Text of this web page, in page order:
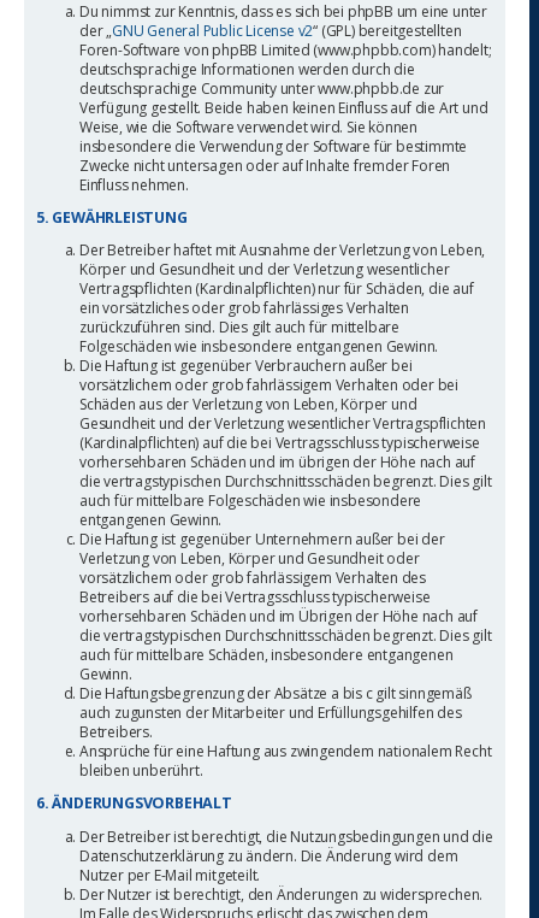
Du nimmst zur Kenntnis, dass es sich bei phpBB um eine unter
der „GNU General Public License v2“ (GPL) bereitgestellten
Foren-Software von phpBB Limited (www.phpbb.com) handelt;
deutschsprachige Informationen werden durch die
deutschsprachige Community unter www.phpbb.de zur
Verfügung gestellt. Beide haben keinen Einfluss auf die Art und
Weise, wie die Software verwendet wird. Sie können
insbesondere die Verwendung der Software für bestimmte
Zwecke nicht untersagen oder auf Inhalte fremder Foren
Einfluss nehmen.
5. GEWÄHRLEISTUNG
Der Betreiber haftet mit Ausnahme der Verletzung von Leben,
Körper und Gesundheit und der Verletzung wesentlicher
Vertragspflichten (Kardinalpflichten) nur für Schäden, die auf
ein vorsätzliches oder grob fahrlässiges Verhalten
zurückzuführen sind. Dies gilt auch für mittelbare
Folgeschäden wie insbesondere entgangenen Gewinn.
Die Haftung ist gegenüber Verbrauchern außer bei
vorsätzlichem oder grob fahrlässigem Verhalten oder bei
Schäden aus der Verletzung von Leben, Körper und
Gesundheit und der Verletzung wesentlicher Vertragspflichten
(Kardinalpflichten) auf die bei Vertragsschluss typischerweise
vorhersehbaren Schäden und im übrigen der Höhe nach auf
die vertragstypischen Durchschnittsschäden begrenzt. Dies gilt
auch für mittelbare Folgeschäden wie insbesondere
entgangenen Gewinn.
Die Haftung ist gegenüber Unternehmern außer bei der
Verletzung von Leben, Körper und Gesundheit oder
vorsätzlichem oder grob fahrlässigem Verhalten des
Betreibers auf die bei Vertragsschluss typischerweise
vorhersehbaren Schäden und im Übrigen der Höhe nach auf
die vertragstypischen Durchschnittsschäden begrenzt. Dies gilt
auch für mittelbare Schäden, insbesondere entgangenen
Gewinn.
Die Haftungsbegrenzung der Absätze a bis c gilt sinngemäß
auch zugunsten der Mitarbeiter und Erfüllungsgehilfen des
Betreibers.
Ansprüche für eine Haftung aus zwingendem nationalem Recht
bleiben unberührt.
6. ÄNDERUNGSVORBEHALT
Der Betreiber ist berechtigt, die Nutzungsbedingungen und die
Datenschutzerklärung zu ändern. Die Änderung wird dem
Nutzer per E-Mail mitgeteilt.
Der Nutzer ist berechtigt, den Änderungen zu widersprechen.
Im Falle des Widerspruchs erlischt das zwischen dem